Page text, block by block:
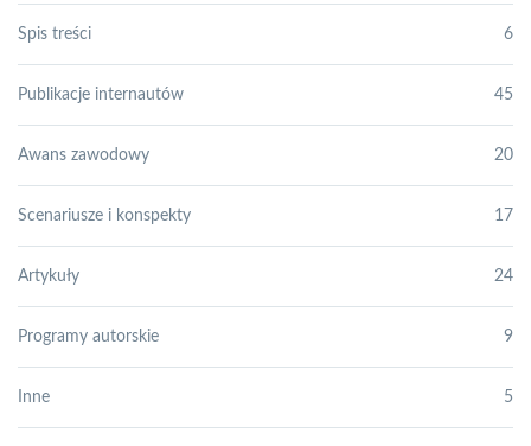
Spis treści 6
Publikacje internautów 45
Awans zawodowy 20
Scenariusze i konspekty 17
Artykuły 24
Programy autorskie 9
Inne 5